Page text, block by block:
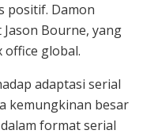
positif. Damon
Bourne, yang
office global.
adaptasi serial
kemungkinan besar
format serial